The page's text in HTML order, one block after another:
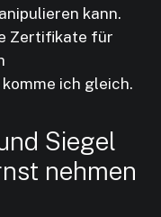
kann.
Zertifikate für
ich gleich.
Siegel
nehmen